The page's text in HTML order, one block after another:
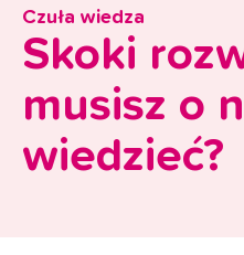
Czuła wiedza
Skoki
musisz o
wiedzieć?